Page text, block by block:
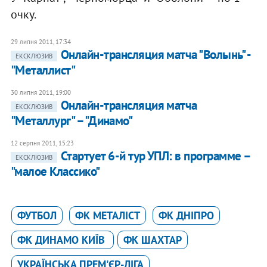
очку.
29 липня 2011, 17:34
ЕКСКЛЮЗИВ
Онлайн-трансляция матча "Волынь" -
"Металлист"
30 липня 2011, 19:00
ЕКСКЛЮЗИВ
Онлайн-трансляция матча
"Металлург" – "Динамо"
12 серпня 2011, 15:23
ЕКСКЛЮЗИВ
Стартует 6-й тур УПЛ: в программе –
"малое Классико"
ФУТБОЛ ФК МЕТАЛІСТ
ФК ДНІПРО
ФК ДИНАМО КИЇВ
ФК ШАХТАР